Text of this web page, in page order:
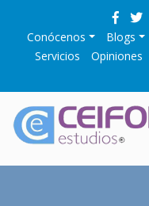
Conócenos Blogs
Servicios
Opiniones